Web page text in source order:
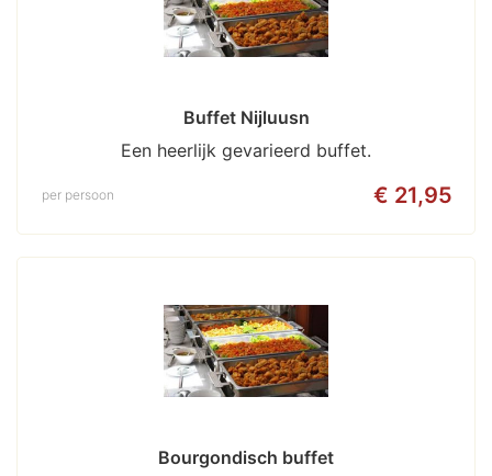
Buffet Nijluusn
Een heerlijk gevarieerd buffet.
€ 21,95
per persoon
Bourgondisch buffet